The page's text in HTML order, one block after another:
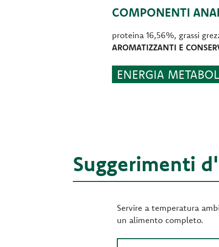
COMPONENTI
proteina 16,56%, grassi
AROMATIZZANTI E
ENERGIA
Suggerimenti
Servire a temperatura
un alimento completo.